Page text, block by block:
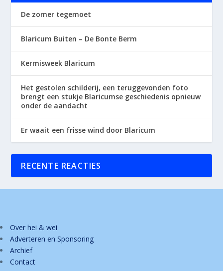
De zomer tegemoet
Blaricum Buiten – De Bonte Berm
Kermisweek Blaricum
Het gestolen schilderij, een teruggevonden foto
brengt een stukje Blaricumse geschiedenis opnieuw
onder de aandacht
Er waait een frisse wind door Blaricum
RECENTE REACTIES
Over hei & wei
Adverteren en Sponsoring
Archief
Contact